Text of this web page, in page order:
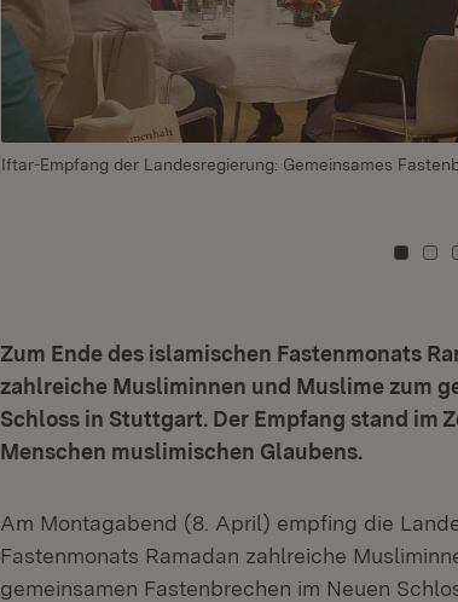
Iftar-Empfang der Landesregierung: Gemeinsames
Zu Zu
Zum Ende des islamischen Fastenmonats
zahlreiche Musliminnen und Muslime zum
Schloss in Stuttgart. Der Empfang stand im
Menschen muslimischen Glaubens.
Am Montagabend (8. April) empfing die
Fastenmonats Ramadan zahlreiche
gemeinsamen Fastenbrechen im Neuen